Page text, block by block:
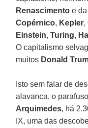
Renascimento e da
Copérnico, Kepler,
Einstein,Turing,
O capitalismo
muitos Donald
Isto sem falar de
alavanca, o
Arquimedes, há
IX, uma das